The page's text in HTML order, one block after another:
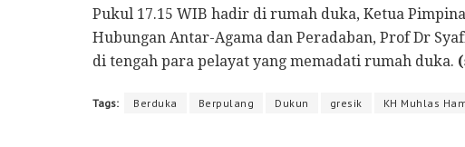
Pukul 17.15 WIB hadir di rumah duka, Ketua
Hubungan Antar-Agama dan Peradaban, Prof Dr
di tengah para pelayat yang memadati rumah duka.
Tags: Berduka Berpulang Dukun gresik KH Muhlas